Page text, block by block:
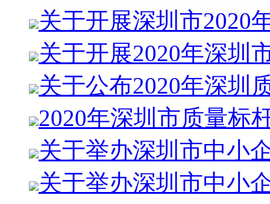
关于开展深圳市2020
关于开展2020年深圳
关于公布2020年深圳
2020年深圳市质量标
关于举办深圳市中小
关于举办深圳市中小